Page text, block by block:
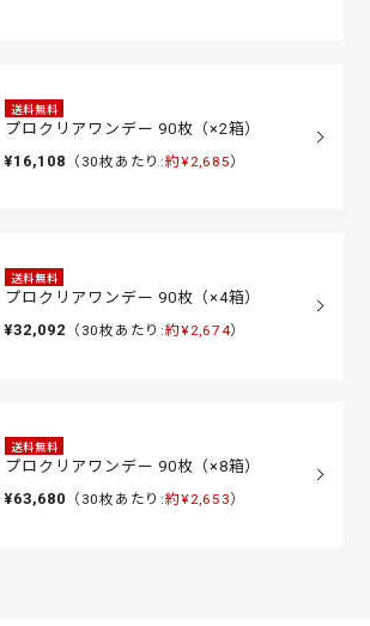
送料無料
プロクリアワンデー 90枚（×2箱）
¥16,108 （30枚あたり:約¥2,685）
送料無料
プロクリアワンデー 90枚（×4箱）
¥32,092 （30枚あたり:約¥2,674）
送料無料
プロクリアワンデー 90枚（×8箱）
¥63,680 （30枚あたり:約¥2,653）